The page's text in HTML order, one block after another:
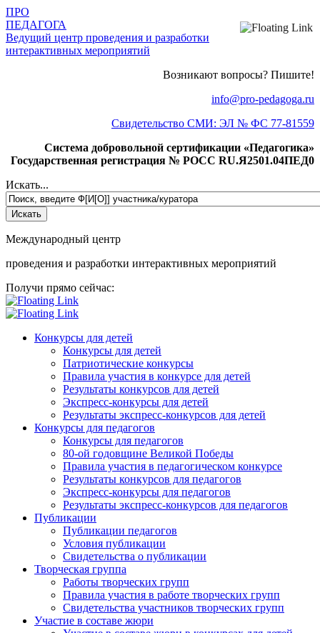
ПРО
ПЕДАГОГА
Ведущий центр проведения и разработки
интерактивных мероприятий
Возникают вопросы? Пишите!
info@pro-pedagoga.ru
Свидетельство СМИ: ЭЛ № ФС 77-81559
Система добровольной сертификации «Педагогика»
Государственная регистрация № РОСС RU.Я2501.04ПЕД0
Искать...
Международный центр
проведения и разработки интерактивных мероприятий
Получи прямо сейчас:
Конкурсы для детей
Конкурсы для детей
Патриотические конкурсы
Правила участия в конкурсе для детей
Результаты конкурсов для детей
Экспресс-конкурсы для детей
Результаты экспресс-конкурсов для детей
Конкурсы для педагогов
Конкурсы для педагогов
80-ой годовщине Великой Победы
Правила участия в педагогическом конкурсе
Результаты конкурсов для педагогов
Экспресс-конкурсы для педагогов
Результаты экспресс-конкурсов для педагогов
Публикации
Публикации педагогов
Условия публикации
Свидетельства о публикации
Творческая группа
Работы творческих групп
Правила участия в работе творческих групп
Свидетельства участников творческих групп
Участие в составе жюри